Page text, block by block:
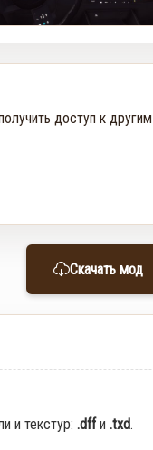
доступ к
Скачать мод
и текстур: .dffи .txd.